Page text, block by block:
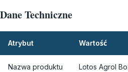
Dane Techniczne
Atrybut Wartość
Nazwa produktu Lotos Agrol